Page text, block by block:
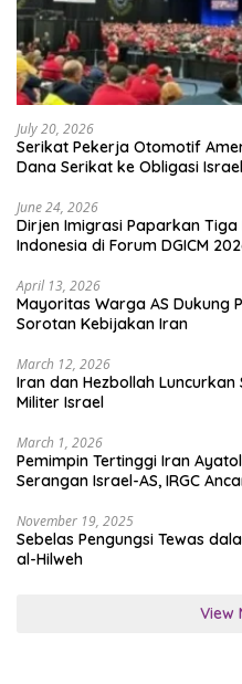
July 20, 2026
Serikat Pekerja Otomotif
Dana Serikat ke Obligasi
June 24, 2026
Dirjen Imigrasi Paparkan
Indonesia di Forum DGICM
April 13, 2026
Mayoritas Warga AS Dukung
Sorotan Kebijakan Iran
March 12, 2026
Iran dan Hezbollah
Militer Israel
March 1, 2026
Pemimpin Tertinggi Iran
Serangan Israel-AS, IRGC
November 19, 2025
Sebelas Pengungsi Tewas
al-Hilweh
View